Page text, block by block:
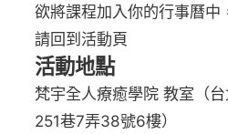
欲將課程加入你的行事曆中
請回到活動頁
活動地點
梵宇全人療癒學院 教室（
251巷7弄38號6樓）